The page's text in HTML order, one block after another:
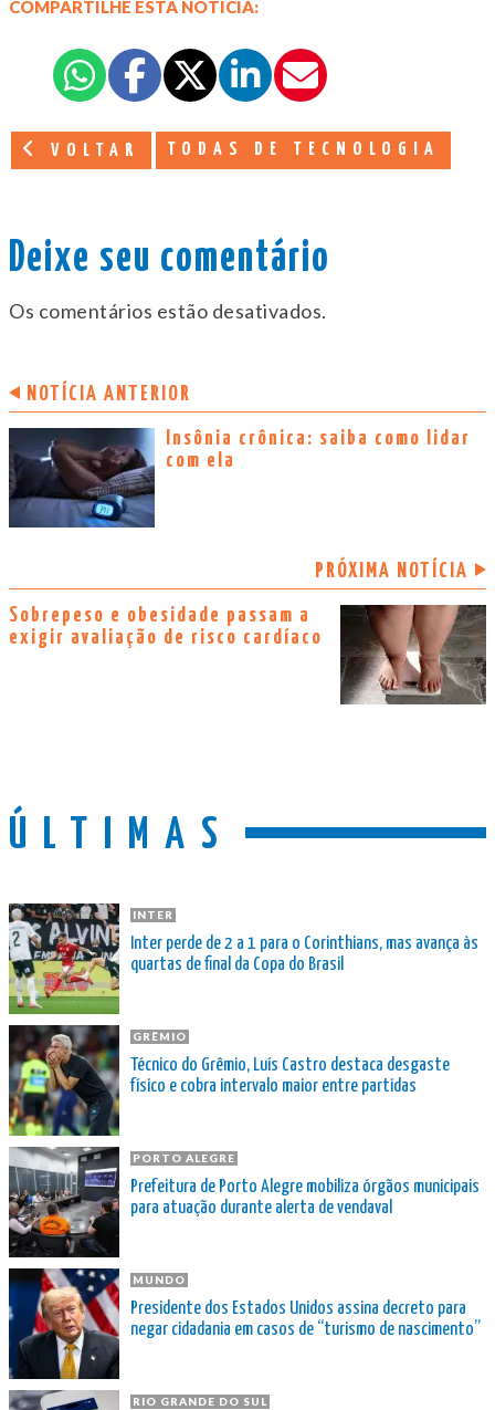
COMPARTILHE ESTA NOTÍCIA:
VOLTAR TODAS DE TECNOLOGIA
Deixe seu comentário
Os comentários estão desativados.
NOTÍCIA ANTERIOR
Insônia crônica: saiba como lidar
com ela
PRÓXIMA NOTÍCIA
Sobrepeso e obesidade passam a
exigir avaliação de risco cardíaco
ÚLTIMAS
INTER
Inter perde de 2 a 1 para o Corinthians, mas avança às
quartas de final da Copa do Brasil
GRÊMIO
Técnico do Grêmio, Luís Castro destaca desgaste
físico e cobra intervalo maior entre partidas
PORTO ALEGRE
Prefeitura de Porto Alegre mobiliza órgãos municipais
para atuação durante alerta de vendaval
MUNDO
Presidente dos Estados Unidos assina decreto para
negar cidadania em casos de “turismo de nascimento”
RIO GRANDE DO SUL